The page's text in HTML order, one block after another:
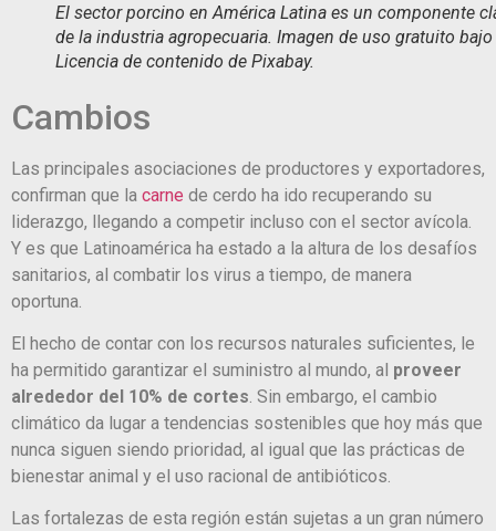
El sector porcino en América Latina es un componente
de la industria agropecuaria. Imagen de uso gratuito bajo
Licencia de contenido de Pixabay.
Cambios
Las principales asociaciones de productores y exportadores,
confirman que la carne de cerdo ha ido recuperando su
liderazgo, llegando a competir incluso con el sector avícola.
Y es que Latinoamérica ha estado a la altura de los desafíos
sanitarios, al combatir los virus a tiempo, de manera
oportuna.
El hecho de contar con los recursos naturales suficientes, le
ha permitido garantizar el suministro al mundo, al proveer
alrededor del 10% de cortes. Sin embargo, el cambio
climático da lugar a tendencias sostenibles que hoy más que
nunca siguen siendo prioridad, al igual que las prácticas de
bienestar animal y el uso racional de antibióticos.
Las fortalezas de esta región están sujetas a un gran número